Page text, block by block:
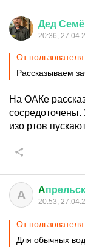
Дед
20:36,
От пользователя
Рассказываем
На ОАКе
сосредоточены.
изо ртов
A A
20:53,
От пользователя
Для обычных